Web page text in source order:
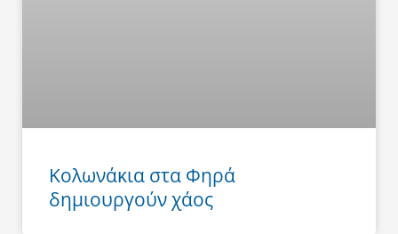
Κολωνάκια στα Φηρά
δημιουργούν χάος